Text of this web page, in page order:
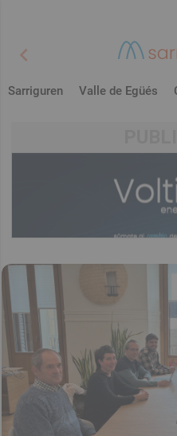
chevron_left
Sarriguren Valle de Egüés